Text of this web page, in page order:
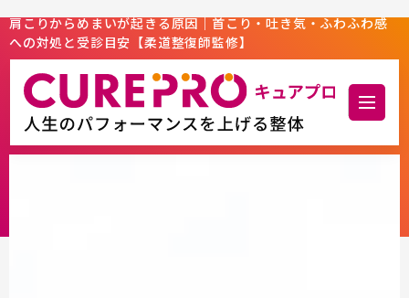
肩こりからめまいが起きる原因｜首こり・吐き気・ふわふわ感
への対処と受診目安【柔道整復師監修】